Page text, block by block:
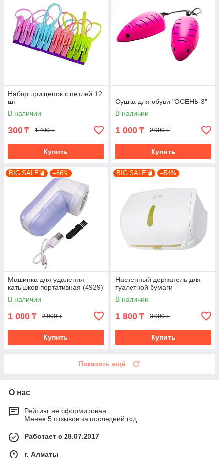
Набор прищепок с петлей 12
шт
В наличии
300 ₸ 1 400 ₸
Купить
Сушка для обуви "ОСЕНЬ-3"
В наличии
1 000 ₸ 2 900 ₸
Купить
BIG SALE💣 –66%
Машинка для удаления
катышков портативная (4929)
В наличии
1 000 ₸ 2 900 ₸
Купить
BIG SALE💣 –54%
Настенный держатель для
туалетной бумаги
В наличии
1 800 ₸ 3 900 ₸
Купить
Показать ещё
О нас
Рейтинг не сформирован
Менее 5 отзывов за последний год
Работает с 28.07.2017
г. Алматы